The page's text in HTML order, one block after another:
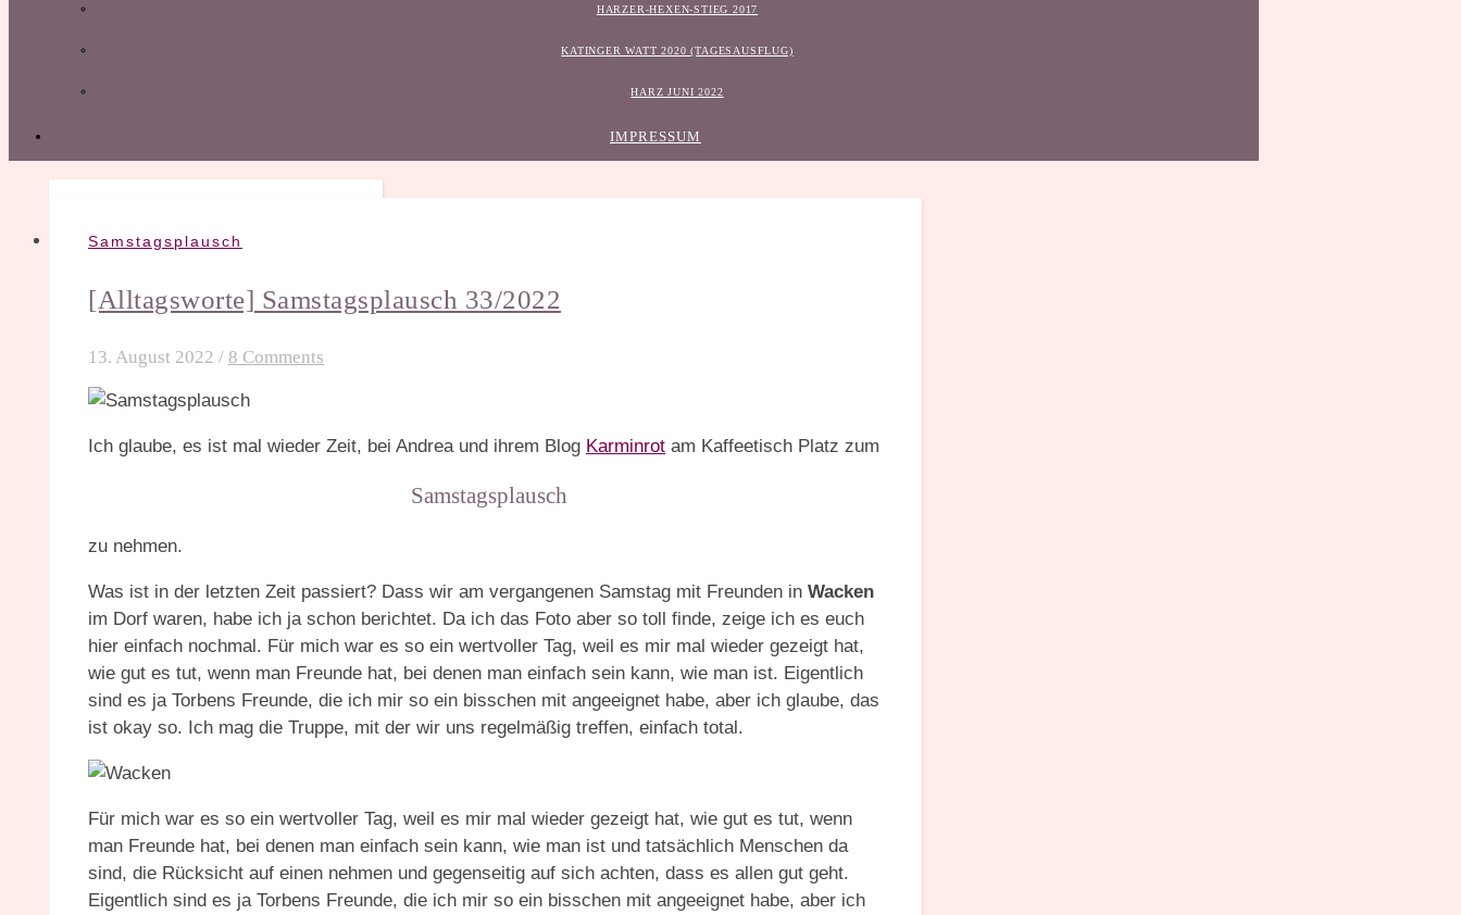
HARZER-HEXEN-STIEG 2017
KATINGER WATT 2020 (TAGESAUSFLUG)
HARZ JUNI 2022
IMPRESSUM
Samstagsplausch
[Alltagsworte] Samstagsplausch 33/2022
13. August 2022 / 8 Comments
Ich glaube, es ist mal wieder Zeit, bei Andrea und ihrem Blog Karminrot am Kaffeetisch Platz zum
Samstagsplausch
zu nehmen.
Was ist in der letzten Zeit passiert? Dass wir am vergangenen Samstag mit Freunden in Wacken
im Dorf waren, habe ich ja schon berichtet. Da ich das Foto aber so toll finde, zeige ich es euch
hier einfach nochmal. Für mich war es so ein wertvoller Tag, weil es mir mal wieder gezeigt hat,
wie gut es tut, wenn man Freunde hat, bei denen man einfach sein kann, wie man ist. Eigentlich
sind es ja Torbens Freunde, die ich mir so ein bisschen mit angeeignet habe, aber ich glaube, das
ist okay so. Ich mag die Truppe, mit der wir uns regelmäßig treffen, einfach total.
Für mich war es so ein wertvoller Tag, weil es mir mal wieder gezeigt hat, wie gut es tut, wenn
man Freunde hat, bei denen man einfach sein kann, wie man ist und tatsächlich Menschen da
sind, die Rücksicht auf einen nehmen und gegenseitig auf sich achten, dass es allen gut geht.
Eigentlich sind es ja Torbens Freunde, die ich mir so ein bisschen mit angeeignet habe, aber ich